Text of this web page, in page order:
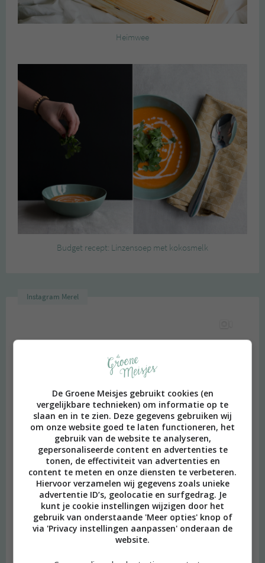
Heimwee
Budget recept: Linzensoep met kokosmelk
Instagram Merel
De Groene Meisjes gebruikt cookies (en
vergelijkbare technieken) om informatie op te
slaan en in te zien. Deze gegevens gebruiken wij
om onze website goed te laten functioneren, het
gebruik van de website te analyseren,
gepersonaliseerde content en advertenties te
tonen, de effectiviteit van advertenties en
content te meten en onze diensten te verbeteren.
Hiervoor verzamelen wij gegevens zoals unieke
advertentie ID’s, geolocatie en surfgedrag. Je
kunt je cookie instellingen wijzigen door het
gebruik van onderstaande 'Meer opties' knop of
via 'Privacy instellingen aanpassen' onderaan de
website.